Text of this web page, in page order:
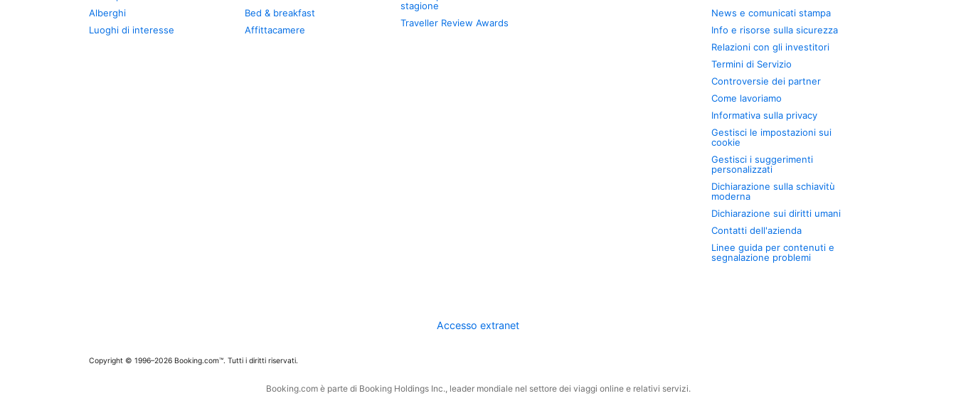
Alberghi
Luoghi di interesse
Bed & breakfast
Affittacamere
stagione
Traveller Review Awards
News e comunicati stampa
Info e risorse sulla sicurezza
Relazioni con gli investitori
Termini di Servizio
Controversie dei partner
Come lavoriamo
Informativa sulla privacy
Gestisci le impostazioni sui
cookie
Gestisci i suggerimenti
personalizzati
Dichiarazione sulla schiavitù
moderna
Dichiarazione sui diritti umani
Contatti dell'azienda
Linee guida per contenuti e
segnalazione problemi
Accesso extranet
Copyright © 1996–2026 Booking.com™. Tutti i diritti riservati.
Booking.com è parte di Booking Holdings Inc., leader mondiale nel settore dei viaggi online e relativi servizi.